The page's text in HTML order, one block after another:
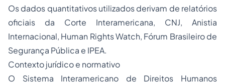
Os dados quantitativos utilizados derivam de relatórios
oficiais da Corte Interamericana, CNJ, Anistia
Internacional, Human Rights Watch, Fórum Brasileiro de
Segurança Pública e IPEA.
Contexto jurídico e normativo
O Sistema Interamericano de Direitos Humanos